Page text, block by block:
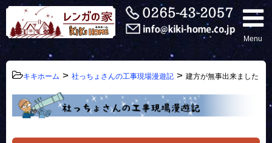
Menu
キキホーム > 社っちょさんの工事現場漫遊記 > 建方が無事出来ました